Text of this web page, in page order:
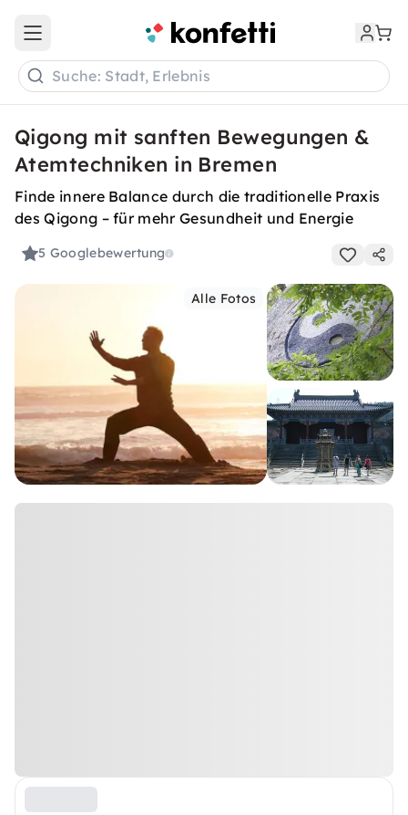
Open main menu
Suche: Stadt, Erlebnis
Qigong mit sanften Bewegungen &
Atemtechniken in Bremen
Finde innere Balance durch die traditionelle Praxis
des Qigong – für mehr Gesundheit und Energie
5 Googlebewertung
Alle Fotos